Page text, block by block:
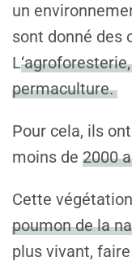
un
sont donné des
L
permaculture.
Pour cela, ils
moins de 2000
Cette
poumon de la
plus vivant,